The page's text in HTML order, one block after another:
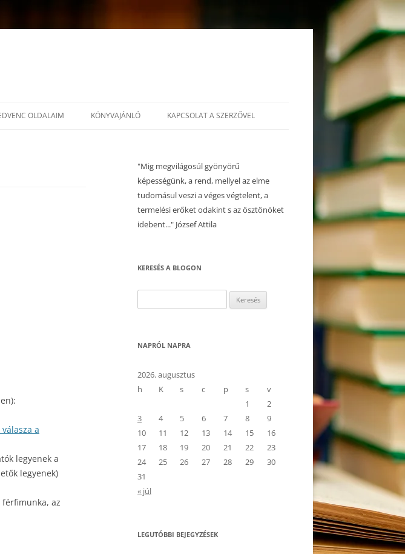
OLDALAIM KÖNYVAJÁNLÓ KAPCSOLAT A SZERZŐVEL
a
legyenek a
legyenek)
férfimunka, az
"Mig megvilágosúl gyönyörű
képességünk, a rend, mellyel az elme
tudomásul veszi a véges végtelent, a
termelési erőket odakint s az ösztönöket
idebent..." József Attila
KERESÉS A BLOGON
NAPRÓL NAPRA
2026. augusztus
h
K s c p s
v
1
2
3
4 5 6 7 8
9
10
11 12 13 14 15
16
17
18 19 20 21 22
23
24
25 26 27 28 29
30
31
« júl
LEGUTÓBBI BEJEGYZÉSEK